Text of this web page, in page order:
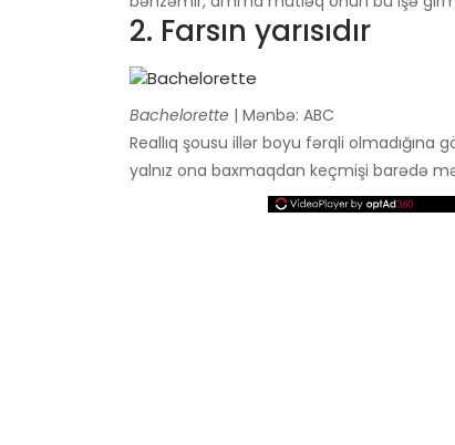
2. Farsın yarısıdır
Bachelorette | Mənbə: ABC
Reallıq şousu illər boyu fərqli olmadığına
yalnız ona baxmaqdan keçmişi barədə